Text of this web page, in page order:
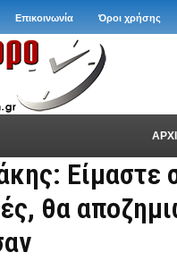
Επικοινωνία Όροι χρήσης
Είμαστε
θα